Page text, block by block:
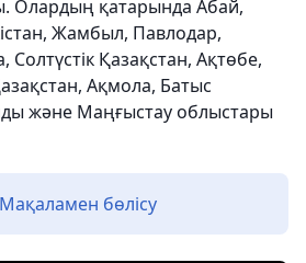
Олардың қатарында Абай,
Жамбыл, Павлодар,
Қазақстан, Ақтөбе,
Ақмола, Батыс
және Маңғыстау облыстары
Мақаламен бөлісу